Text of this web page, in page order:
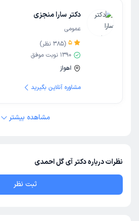
دکتر سارا منجزی
عمومی
5
(
385 نظر)
1390 نوبت موفق
اهواز
مشاوره آنلاین بگیرید
مشاهده بیشتر
نظرات درباره دکتر آی گل احمدی
ثبت نظر